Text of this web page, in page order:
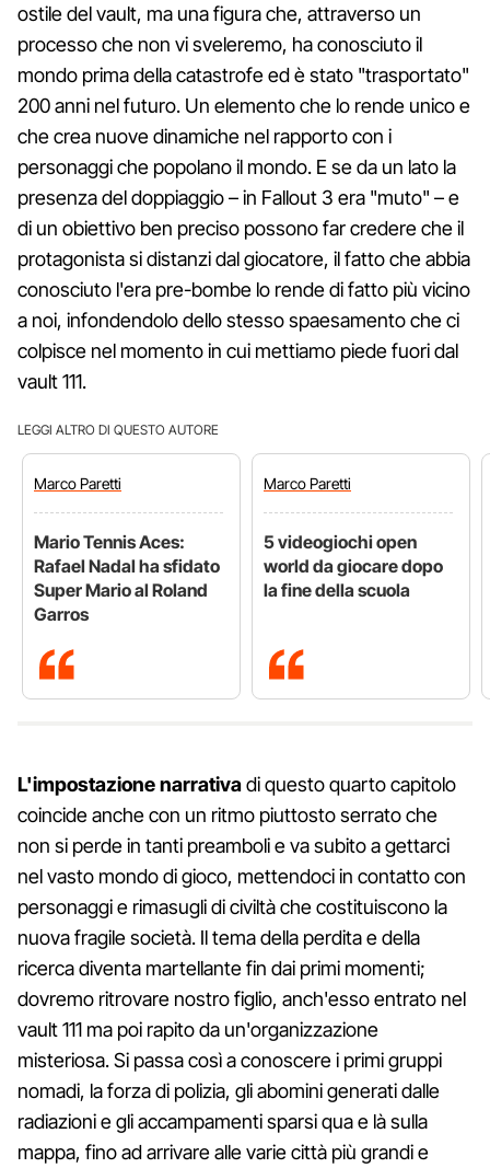
ostile del vault, ma una figura che, attraverso un
processo che non vi sveleremo, ha conosciuto il
mondo prima della catastrofe ed è stato "trasportato"
200 anni nel futuro. Un elemento che lo rende unico e
che crea nuove dinamiche nel rapporto con i
personaggi che popolano il mondo. E se da un lato la
presenza del doppiaggio – in Fallout 3 era "muto" – e
di un obiettivo ben preciso possono far credere che il
protagonista si distanzi dal giocatore, il fatto che abbia
conosciuto l'era pre-bombe lo rende di fatto più vicino
a noi, infondendolo dello stesso spaesamento che ci
colpisce nel momento in cui mettiamo piede fuori dal
vault 111.
LEGGI ALTRO DI QUESTO AUTORE
MarcoParetti
Mario Tennis Aces:
Rafael Nadal ha sfidato
Super Mario al Roland
Garros
MarcoParetti
5 videogiochi open
world da giocare dopo
la fine della scuola
L'impostazione narrativadi questo quarto capitolo
coincide anche con un ritmo piuttosto serrato che
non si perde in tanti preamboli e va subito a gettarci
nel vasto mondo di gioco, mettendoci in contatto con
personaggi e rimasugli di civiltà che costituiscono la
nuova fragile società. Il tema della perdita e della
ricerca diventa martellante fin dai primi momenti;
dovremo ritrovare nostro figlio, anch'esso entrato nel
vault 111 ma poi rapito da un'organizzazione
misteriosa. Si passa così a conoscere i primi gruppi
nomadi, la forza di polizia, gli abomini generati dalle
radiazioni e gli accampamenti sparsi qua e là sulla
mappa, fino ad arrivare alle varie città più grandi e